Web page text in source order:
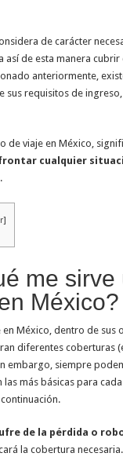
de carácter
así de esta manera
anteriormente,
sus requisitos de
de viaje en México,
cualquier
]
me sirve
México?
en México, dentro de sus
diferentes coberturas
embargo, siempre
las más básicas para
de la pérdida o
la cobertura necesaria.